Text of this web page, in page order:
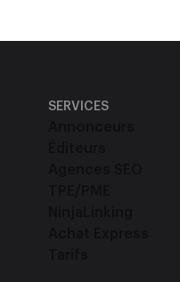
SERVICES